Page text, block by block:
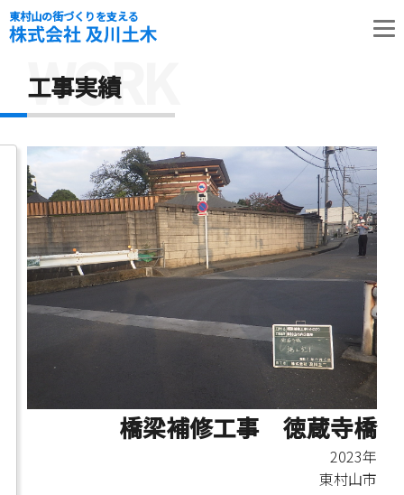
東村山の街づくりを支える
WORK
工事実績
橋梁補修工事 徳蔵寺橋
2023年
東村山市